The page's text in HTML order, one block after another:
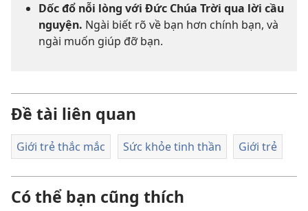
Dốc đổ nỗi lòng với Đức Chúa Trời qua lời cầu
nguyện. Ngài biết rõ về bạn hơn chính bạn, và
ngài muốn giúp đỡ bạn.
Đề tài liên quan
Giới trẻ thắc mắc Sức khỏe tinh thần Giới trẻ
Có thể bạn cũng thích